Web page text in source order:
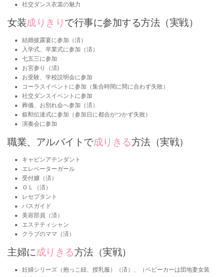
社交ダンス衣裳の魅力
女装成りきり で行事に参加する方法（実戦）
結婚披露宴に参加（済）
入学式、卒業式に参加（済）
七五三に参加
お宮参り（済)
お受験、学校説明会に参加
コーラスイベントに参加（集合時間に間に合わず失敗）
社交ダンスイベントに参加
葬儀、お別れ会へ参加（済）
叙勲伝達式に参加（参加日に都合がつかず失敗）
演奏会に参加
職業、アルバイトで成りきる方法（実戦）
キャビンアテンダント
エレベーターガール
受付嬢（済）
ＯＬ（済）
レセプタント
バスガイド
美容部員（済）
エステティシャン
クラブのママ（済）
主婦に成りきる方法（実戦）
妊婦シリーズ（抱っこ紐、授乳服）（済）、（ベビーカーは団地妻女装